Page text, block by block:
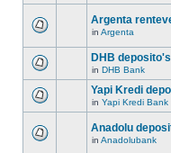
Argenta
in Argenta
DHB
in DHB Bank
Yapi Kredi
in Yapi Kredi Bank
Anadolu
in Anadolubank